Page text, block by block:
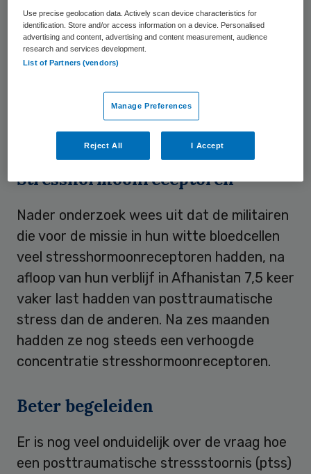
De wetenschappers onderzochten ruim
450 militairen die tussen 2005 en 2008 vier
maanden zijn uitgezonden naar
Afghanistan. Na afloop bleken 34 van hen
symptomen van posttraumatische stress te
hebben.
Stresshormoonreceptoren
Nader onderzoek wees uit dat de militairen
die voor de missie in hun witte bloedcellen
veel stresshormoonreceptoren hadden, na
afloop van hun verblijf in Afhanistan 7,5 keer
vaker last hadden van posttraumatische
stress dan de anderen. Na zes maanden
hadden ze nog steeds een verhoogde
concentratie stresshormoonreceptoren.
Beter begeleiden
Er is nog veel onduidelijk over de vraag hoe
een posttraumatische stressstoornis (ptss)
Use precise geolocation data. Actively scan device characteristics for
identification. Store and/or access information on a device. Personalised
advertising and content, advertising and content measurement, audience
research and services development.
List of Partners (vendors)
Manage Preferences
Reject All I Accept